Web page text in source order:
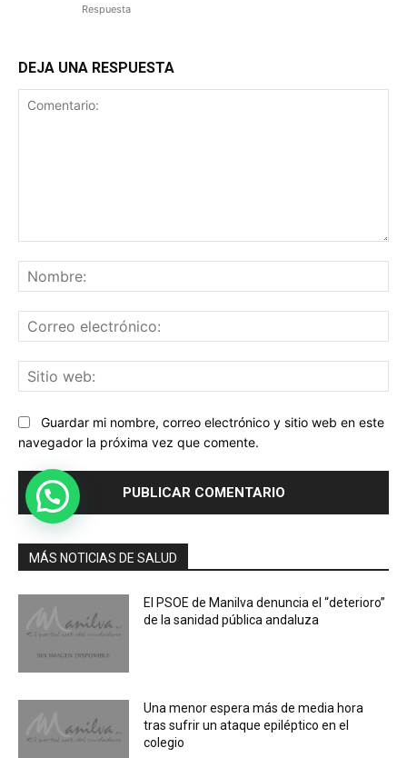
Respuesta
DEJA UNA RESPUESTA
Guardar mi nombre, correo electrónico y sitio web en este
navegador la próxima vez que comente.
MÁS NOTICIAS DE SALUD
El PSOE de Manilva denuncia el “deterioro”
de la sanidad pública andaluza
Una menor espera más de media hora
tras sufrir un ataque epiléptico en el
colegio